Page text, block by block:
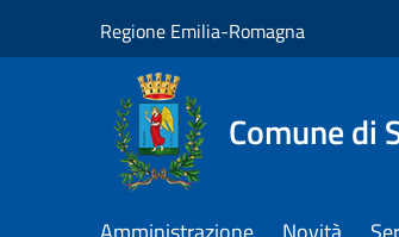
Regione Emilia-Romagna
Comune di